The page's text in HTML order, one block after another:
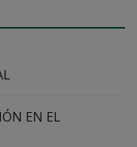
EN EL